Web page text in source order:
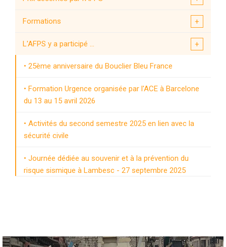
Formations
L'AFPS y a participé ...
25ème anniversaire du Bouclier Bleu France
Formation Urgence organisée par l'ACE à Barcelone
du 13 au 15 avril 2026
Activités du second semestre 2025 en lien avec la
sécurité civile
Journée dédiée au souvenir et à la prévention du
risque sismique à Lambesc - 27 septembre 2025
en France et en Italie - La reconstruction post -